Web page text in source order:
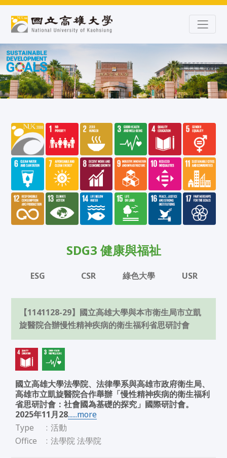
SDG3 健康與福祉
ESG CSR 綠色大學 USR
【1141128-29】國立高雄大學與本市衛生局市立凱
旋醫院合辦慢性精神疾病的衛生福利省思研討會
國立高雄大學法學院、法律學系與高雄市政府衛生局、
高雄市立凱旋醫院合作舉辦「慢性精神疾病的衛生福利
省思研討會：社會國為基礎的探究」國際研討會。
2025年11月28......more
Type
: 活動
Office
: 法學院 法學院